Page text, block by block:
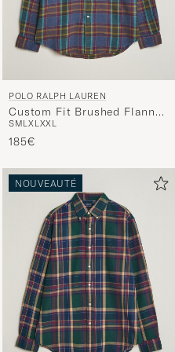
POLO RALPH LAUREN
Custom Fit Brushed Flannel
Shirt Blue Purple Heather
SMLXLXXL
185€
NOUVEAUTÉ